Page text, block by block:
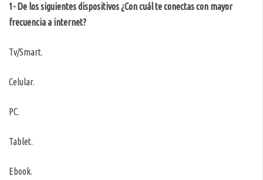
1- De los siguientes dispositivos ¿Con cuál te conectas con mayor
frecuencia a internet?
Tv/Smart.
Celular.
PC.
Tablet.
Ebook.